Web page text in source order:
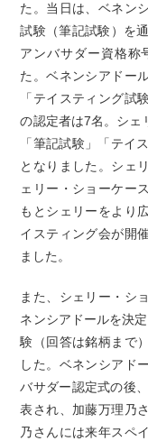
た。当日は、ベネン
試験（筆記試験）を
アンバサダー資格称
た。ベネンシアドー
「テイスティング試
の認定者は7名。シェ
「筆記試験」「テイ
となりました。シェ
ェリー・ショーケー
もとシェリーをより
イスティング会が開
ました。
また、シェリー・シ
ネンシアドールを決
験（回答は銘柄まで
した。ベネンシアド
バサダー認定式の後
表され、加藤万理乃
乃さんには来年スペ